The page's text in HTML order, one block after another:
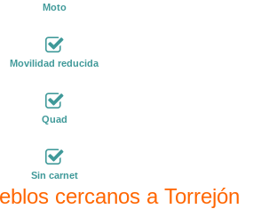
Moto
Movilidad reducida
Quad
Sin carnet
cercanos a Torrejón